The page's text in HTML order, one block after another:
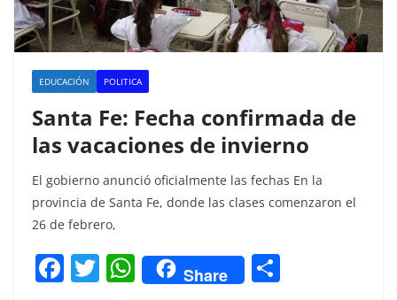
EDUCACIÓN POLITICA
Santa Fe: Fecha confirmada de
las vacaciones de invierno
El gobierno anunció oficialmente las fechas En la
provincia de Santa Fe, donde las clases comenzaron el
26 de febrero,
F T W Share